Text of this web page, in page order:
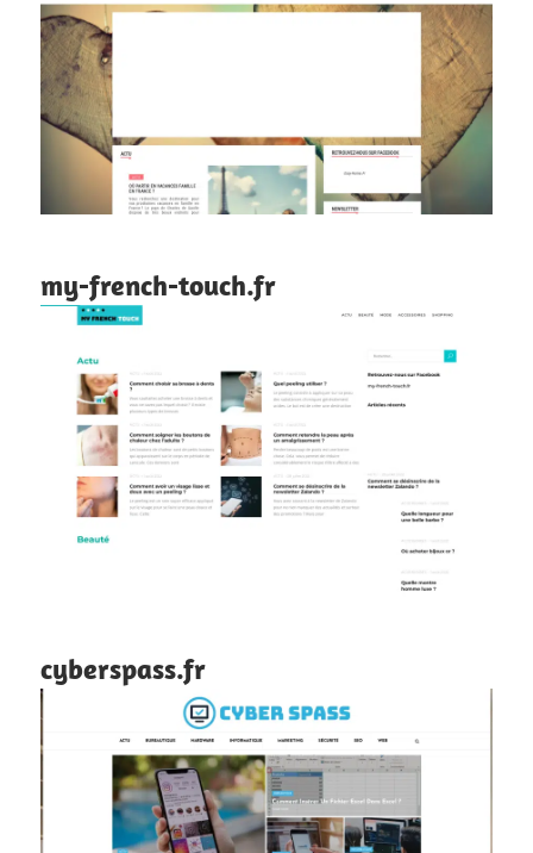
my-french-touch.fr
cyberspass.fr